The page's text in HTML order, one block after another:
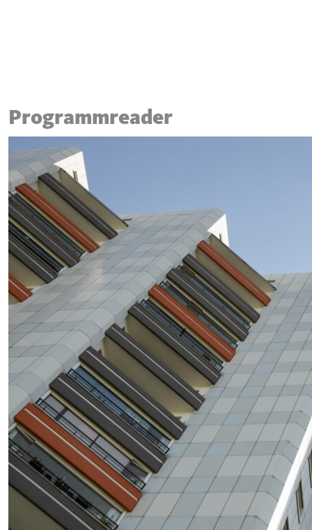
Programmreader